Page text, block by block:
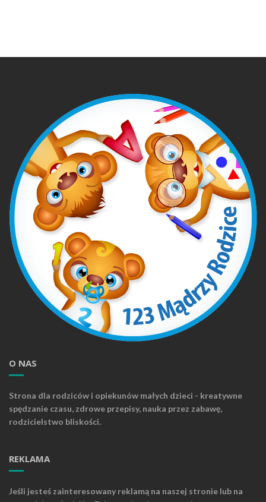
O NAS
Strona dla rodziców i opiekunów małych dzieci - kreatywne
spędzanie czasu, zdrowe przepisy, nauka przez zabawę,
rodzicielstwo bliskości.
REKLAMA
Jeśli jesteś zainteresowany reklamą na naszej stronie lub na